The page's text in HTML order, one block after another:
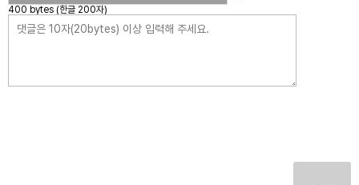
400 bytes (한글 200자)